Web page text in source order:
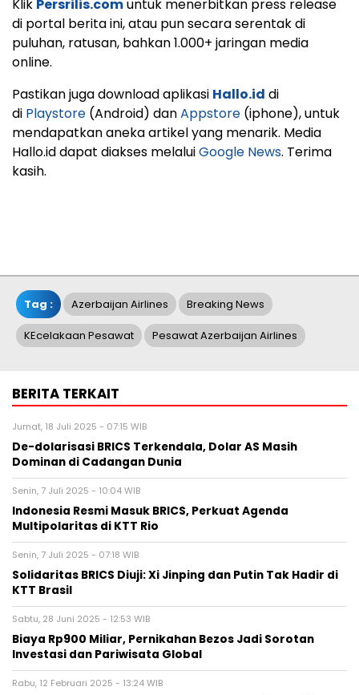
Klik Persrilis.comuntuk menerbitkan press release
di portal berita ini, atau pun secara serentak di
puluhan, ratusan, bahkan 1.000+ jaringan media
online.
Pastikan juga download aplikasi Hallo.id di
di Playstore (Android) danAppstore (iphone), untuk
mendapatkan aneka artikel yang menarik. Media
Hallo.id dapat diakses melaluiGoogle News. Terima
kasih.
Tag : Azerbaijan Airlines Breaking News
KEcelakaan Pesawat Pesawat Azerbaijan Airlines
BERITA TERKAIT
Jumat, 18 Juli 2025 - 07:15 WIB
De-dolarisasi BRICS Terkendala, Dolar AS Masih
Dominan di Cadangan Dunia
Senin, 7 Juli 2025 - 10:04 WIB
Indonesia Resmi Masuk BRICS, Perkuat Agenda
Multipolaritas di KTT Rio
Senin, 7 Juli 2025 - 07:18 WIB
Solidaritas BRICS Diuji: Xi Jinping dan Putin Tak Hadir di
KTT Brasil
Sabtu, 28 Juni 2025 - 12:53 WIB
Biaya Rp900 Miliar, Pernikahan Bezos Jadi Sorotan
Investasi dan Pariwisata Global
Rabu, 12 Februari 2025 - 13:24 WIB